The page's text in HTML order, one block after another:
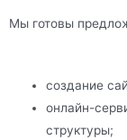
Мы готовы
создание
онлайн-
структуры;